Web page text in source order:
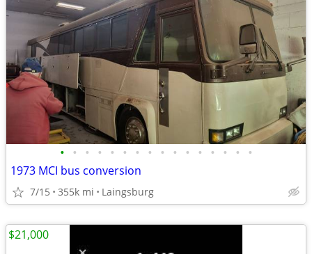
• • • • • • • • • • • • • • • •
1973 MCI bus conversion
7/15 355k mi Laingsburg
$21,000